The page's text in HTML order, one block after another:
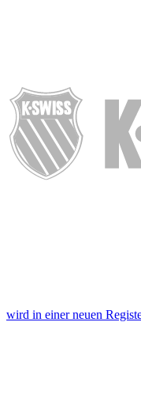
wird in einer neuen